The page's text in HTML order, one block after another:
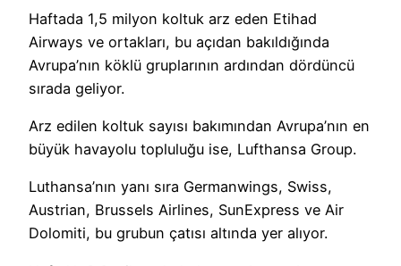
Haftada 1,5 milyon koltuk arz eden Etihad
Airways ve ortakları, bu açıdan bakıldığında
Avrupa’nın köklü gruplarının ardından dördüncü
sırada geliyor.
Arz edilen koltuk sayısı bakımından Avrupa’nın en
büyük havayolu topluluğu ise, Lufthansa Group.
Luthansa’nın yanı sıra Germanwings, Swiss,
Austrian, Brussels Airlines, SunExpress ve Air
Dolomiti, bu grubun çatısı altında yer alıyor.